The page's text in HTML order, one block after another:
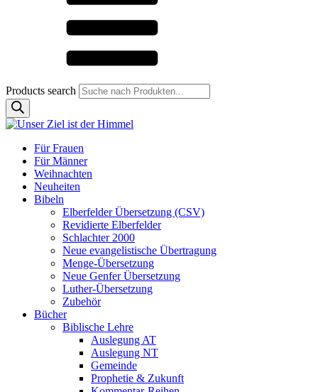
Products search
Für Frauen
Für Männer
Weihnachten
Neuheiten
Bibeln
Elberfelder Übersetzung (CSV)
Revidierte Elberfelder
Schlachter 2000
Neue evangelistische Übertragung
Menge-Übersetzung
Neue Genfer Übersetzung
Luther-Übersetzung
Zubehör
Bücher
Biblische Lehre
Auslegung AT
Auslegung NT
Gemeinde
Prophetie & Zukunft